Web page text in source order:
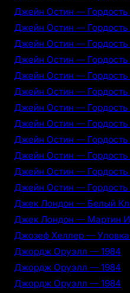
Джейн Остин — Гордость
Джейн Остин — Гордость
Джейн Остин — Гордость
Джейн Остин — Гордость
Джейн Остин — Гордость
Джейн Остин — Гордость
Джейн Остин — Гордость
Джейн Остин — Гордость
Джейн Остин — Гордость
Джейн Остин — Гордость
Джейн Остин — Гордость
Джейн Остин — Гордость
Джек Лондон — Белый
Джек Лондон — Мартин
Джозеф Хеллер —
Джордж Оруэлл — 1984
Джордж Оруэлл — 1984
Джордж Оруэлл — 1984